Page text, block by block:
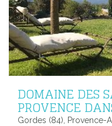
DOMAINE DES
PROVENCE
Gordes (84), Provence-